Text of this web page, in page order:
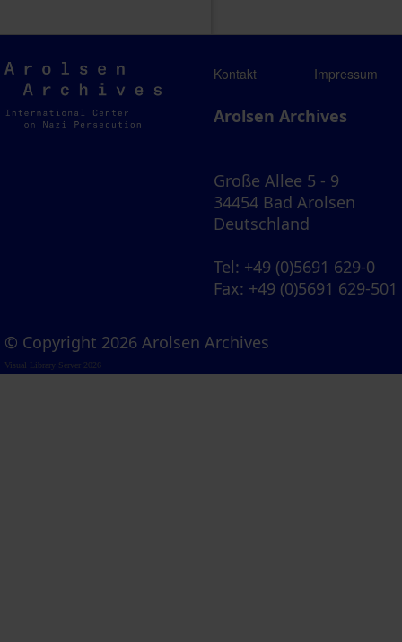
Arolsen
Archives
Kontakt Impressum
Arolsen Archives
Große Allee 5 - 9
34454 Bad Arolsen
Deutschland
Tel: +49 (0)5691 629-0
Fax: +49 (0)5691 629-501
© Copyright 2026 Arolsen Archives
Visual Library Server 2026